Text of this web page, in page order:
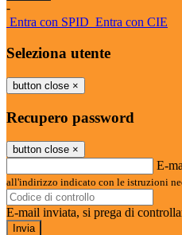
-
Entra con SPID Entra con CIE
Seleziona utente
button close ×
Recupero password
button close ×
E-
all'indirizzo indicato con le istruzioni
E-mail inviata, si prega di